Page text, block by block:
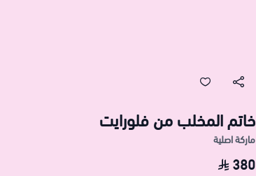
خاتم المخلب من فلورايت
ماركة اصلية
380